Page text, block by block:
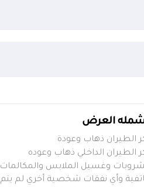
العرض
الطيران ذهاب وعودة
الطيران الداخلي ذهاب وعوده
وغسيل الملابس والمكالمات
وأي نفقات شخصية أخري لم يتم